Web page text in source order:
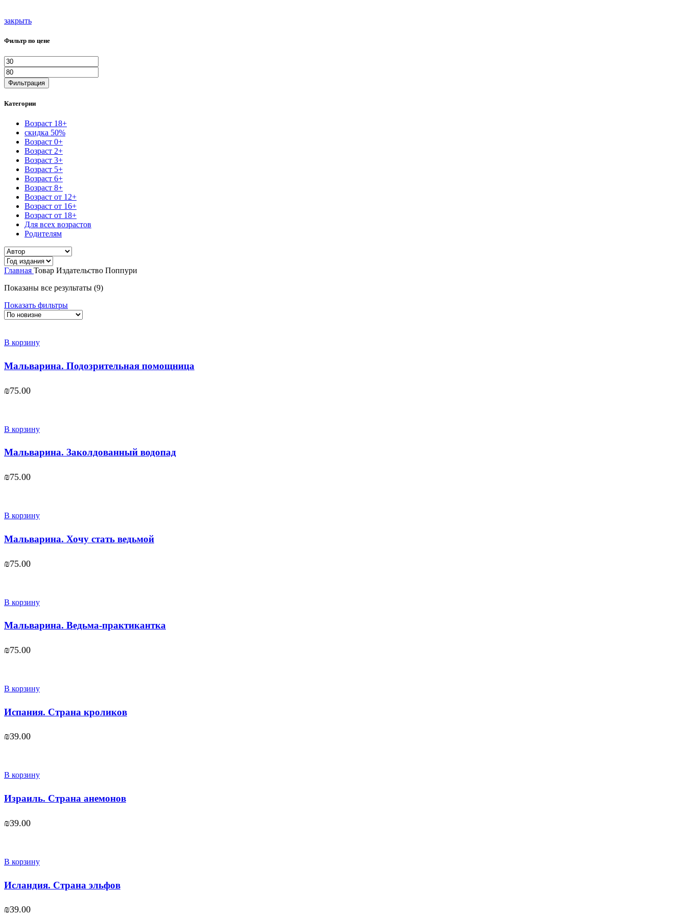
закрыть
Фильтр по цене
Фильтрация
Категории
Возраст 18+
скидка 50%
Возраст 0+
Возраст 2+
Возраст 3+
Возраст 5+
Возраст 6+
Возраст 8+
Возраст от 12+
Возраст от 16+
Возраст от 18+
Для всех возрастов
Родителям
Главная Товар Издательство Поппури
Показаны все результаты (9)
Показать фильтры
В корзину
Мальварина. Подозрительная помощница
₪75.00
В корзину
Мальварина. Заколдованный водопад
₪75.00
В корзину
Мальварина. Хочу стать ведьмой
₪75.00
В корзину
Мальварина. Ведьма-практикантка
₪75.00
В корзину
Испания. Страна кроликов
₪39.00
В корзину
Израиль. Страна анемонов
₪39.00
В корзину
Исландия. Страна эльфов
₪39.00